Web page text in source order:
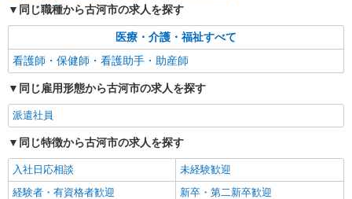
派遣社員
株式会社kotrio /●SI-H-2101627
高級シニアマンションで健康相談/見回りなど
≪古河駅≫
時給2400円〜3000円 ＜日払い有/週払い有/交
古河市
詳細を見る
同じ職種から古河市の求人を探す
医療・介護・福祉すべて
看護師・保健師・看護助手・助産師
同じ雇用形態から古河市の求人を探す
派遣社員
同じ特徴から古河市の求人を探す
入社日応相談
未経験歓迎
経験者・有資格者歓迎
新卒・第二新卒歓迎